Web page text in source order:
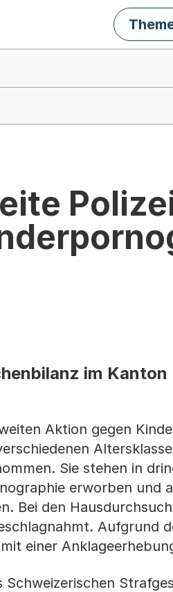
im
Aktion gegen
Sie stehen in
erworben und
Bei den
Aufgrund
einer
Schweizerischen